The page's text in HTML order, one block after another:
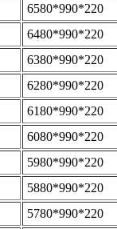
6580*990*220
6480*990*220
6380*990*220
6280*990*220
6180*990*220
6080*990*220
5980*990*220
5880*990*220
5780*990*220